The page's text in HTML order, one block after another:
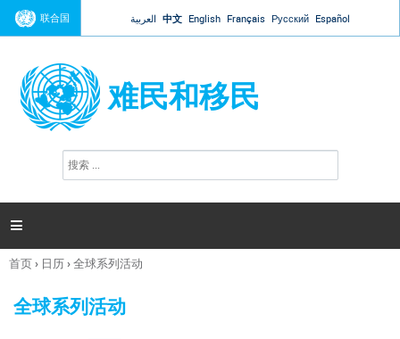
Jump to navigation
联合国 العربية 中文 English Français Русский Español
难民和移民
搜
索

你
这
首页› 日历›全球系列活动
全球系列活动